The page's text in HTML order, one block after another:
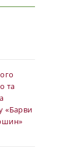
та
«Барви